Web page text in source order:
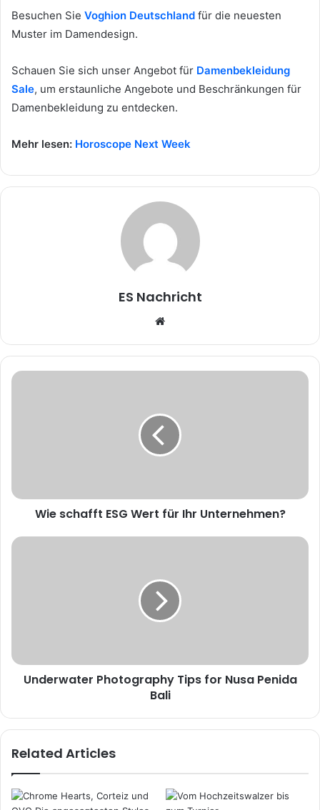
Besuchen Sie Voghion Deutschland für die neuesten
Muster im Damendesign.
Schauen Sie sich unser Angebot für Damenbekleidung
Sale, um erstaunliche Angebote und Beschränkungen für
Damenbekleidung zu entdecken.
Mehr lesen: Horoscope Next Week
ES Nachricht
b
s
Wie schafft ESG Wert für Ihr Unternehmen?
Underwater Photography Tips for Nusa Penida
Bali
Related Articles